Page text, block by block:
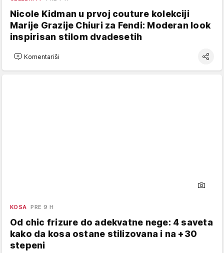
Nicole Kidman u prvoj couture kolekciji
Marije Grazije Chiuri za Fendi: Moderan look
inspirisan stilom dvadesetih
Komentariši
KOSA PRE 9 H
Od chic frizure do adekvatne nege: 4 saveta
kako da kosa ostane stilizovana i na +30
stepeni